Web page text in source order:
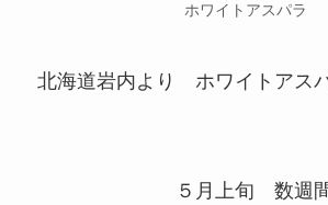
ホワイトアスパラ
北海道岩内より ホワイトアス
５月上旬 数週